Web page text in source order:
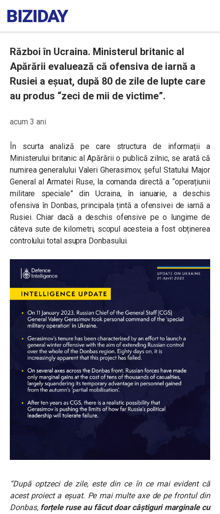
Război în Ucraina. Ministerul britanic al
Apărării evaluează că ofensiva de iarnă a
Rusiei a eșuat, după 80 de zile de lupte care
au produs “zeci de mii de victime”.
acum 3 ani
În scurta analiză pe care structura de informații a
Ministerului britanic al Apărării o publică zilnic, se arată că
numirea generalului Valeri Gherasimov, șeful Statului Major
General al Armatei Ruse, la comanda directă a “operațiunii
militare speciale” din Ucraina, în ianuarie, a deschis
ofensiva în Donbas, principala țintă a ofensivei de iarnă a
Rusiei. Chiar dacă a deschis ofensive pe o lungime de
câteva sute de kilometri, scopul acesteia a fost obținerea
controlului total asupra Donbasului.
“După optzeci de zile, este din ce în ce mai evident că
acest proiect a eșuat. Pe mai multe axe de pe frontul din
Donbas, forțele ruse au făcut doar câștiguri marginale cu